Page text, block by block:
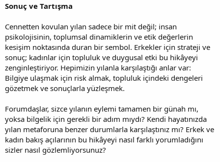
Sonuç ve Tartışma
Cennetten kovulan yılan sadece bir mit değil; insan
psikolojisinin, toplumsal dinamiklerin ve etik değerlerin
kesişim noktasında duran bir sembol. Erkekler için strateji ve
sonuç; kadınlar için topluluk ve duygusal etki bu hikâyeyi
zenginleştiriyor. Hepimizin yılanla karşılaştığı anlar var:
Bilgiye ulaşmak için risk almak, topluluk içindeki dengeleri
gözetmek ve sonuçlarla yüzleşmek.
Forumdaşlar, sizce yılanın eylemi tamamen bir günah mı,
yoksa bilgelik için gerekli bir adım mıydı? Kendi hayatınızda
yılan metaforuna benzer durumlarla karşılaştınız mı? Erkek ve
kadın bakış açılarının bu hikâyeyi nasıl farklı yorumladığını
sizler nasıl gözlemliyorsunuz?